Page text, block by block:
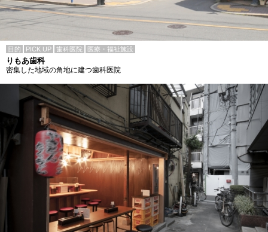
目的 PICK UP 歯科医院 医療・福祉施設
りもあ歯科
密集した地域の角地に建つ歯科医院